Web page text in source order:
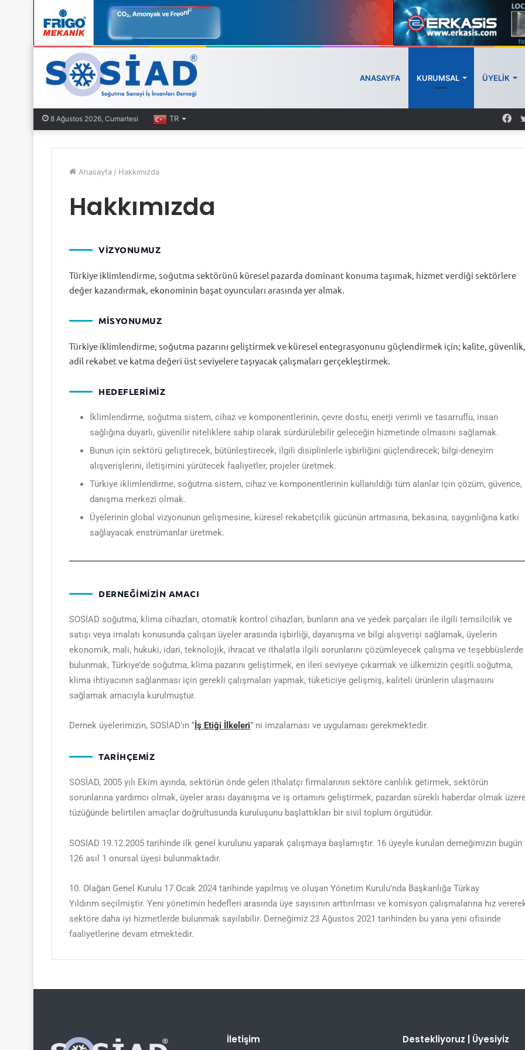
ANASAYFA KURUMSAL ÜYELİK
8 Ağustos 2026, Cumartesi TR
Anasayfa / Hakkımızda
Hakkımızda
VIZYONUMUZ
Türkiye iklimlendirme, soğutma sektörünü küresel pazarda dominant konuma taşımak, hizmet verdiği sektörlere
değer kazandırmak, ekonominin başat oyuncuları arasında yer almak.
MISYONUMUZ
Türkiye iklimlendirme, soğutma pazarını geliştirmek ve küresel entegrasyonunu güçlendirmek için; kalite, güvenlik,
adil rekabet ve katma değeri üst seviyelere taşıyacak çalışmaları gerçekleştirmek.
HEDEFLERİMİZ
İklimlendirme, soğutma sistem, cihaz ve komponentlerinin, çevre dostu, enerji verimli ve tasarruflu, insan
sağlığına duyarlı, güvenilir niteliklere sahip olarak sürdürülebilir geleceğin hizmetinde olmasını sağlamak.
Bunun için sektörü geliştirecek, bütünleştirecek, ilgili disiplinlerle işbirliğini güçlendirecek; bilgi-deneyim
alışverişlerini, iletişimini yürütecek faaliyetler, projeler üretmek.
Türkiye iklimlendirme, soğutma sistem, cihaz ve komponentlerinin kullanıldığı tüm alanlar için çözüm, güvence,
danışma merkezi olmak.
Üyelerinin global vizyonunun gelişmesine, küresel rekabetçilik gücünün artmasına, bekasına, saygınlığına katkı
sağlayacak enstrümanlar üretmek.
DERNEĞİMİZİN AMACI
SOSİAD soğutma, klima cihazları, otomatik kontrol cihazları, bunların ana ve yedek parçaları ile ilgili temsilcilik ve
satışı veya imalatı konusunda çalışan üyeler arasında işbirliği, dayanışma ve bilgi alışverişi sağlamak, üyelerin
ekonomik, mali, hukuki, idari, teknolojik, ihracat ve ithalatla ilgili sorunlarını çözümleyecek çalışma ve teşebbüslerde
bulunmak, Türkiye’de soğutma, klima pazarını geliştirmek, en ileri seviyeye çıkarmak ve ülkemizin çeşitli soğutma,
klima ihtiyacının sağlanması için gerekli çalışmaları yapmak, tüketiciye gelişmiş, kaliteli ürünlerin ulaşmasını
sağlamak amacıyla kurulmuştur.
Dernek üyelerimizin, SOSİAD’ın ‘’İş Etiği İlkeleri” ni imzalaması ve uygulaması gerekmektedir.
TARİHÇEMİZ
SOSİAD, 2005 yılı Ekim ayında, sektörün önde gelen ithalatçı firmalarının sektöre canlılık getirmek, sektörün
sorunlarına yardımcı olmak, üyeler arası dayanışma ve iş ortamını geliştirmek, pazardan sürekli haberdar olmak
tüzüğünde belirtilen amaçlar doğrultusunda kuruluşunu başlattıkları bir sivil toplum örgütüdür.
SOSİAD 19.12.2005 tarihinde ilk genel kurulunu yaparak çalışmaya başlamıştır. 16 üyeyle kurulan derneğimizin bugün
126 asıl 1 onursal üyesi bulunmaktadır.
10. Olağan Genel Kurulu 17 Ocak 2024 tarihinde yapılmış ve oluşan Yönetim Kurulu’nda Başkanlığa Türkay
Yıldırım seçilmiştir. Yeni yönetimin hedefleri arasında üye sayısının arttırılması ve komisyon çalışmalarına hız
sektöre daha iyi hizmetlerde bulunmak sayılabilir. Derneğimiz 23 Ağustos 2021 tarihinden bu yana yeni ofisinde
faaliyetlerine devam etmektedir.
İletişim Destekliyoruz | Üyesiyiz